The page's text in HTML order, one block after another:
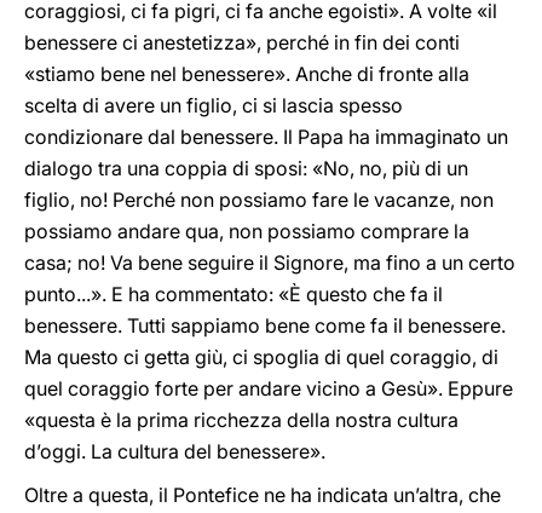
coraggiosi, ci fa pigri, ci fa anche egoisti». A volte «il
benessere ci anestetizza», perché in fin dei conti
«stiamo bene nel benessere». Anche di fronte alla
scelta di avere un figlio, ci si lascia spesso
condizionare dal benessere. Il Papa ha immaginato un
dialogo tra una coppia di sposi: «No, no, più di un
figlio, no! Perché non possiamo fare le vacanze, non
possiamo andare qua, non possiamo comprare la
casa; no! Va bene seguire il Signore, ma fino a un certo
punto...». E ha commentato: «È questo che fa il
benessere. Tutti sappiamo bene come fa il benessere.
Ma questo ci getta giù, ci spoglia di quel coraggio, di
quel coraggio forte per andare vicino a Gesù». Eppure
«questa è la prima ricchezza della nostra cultura
d’oggi. La cultura del benessere».
Oltre a questa, il Pontefice ne ha indicata un’altra, che